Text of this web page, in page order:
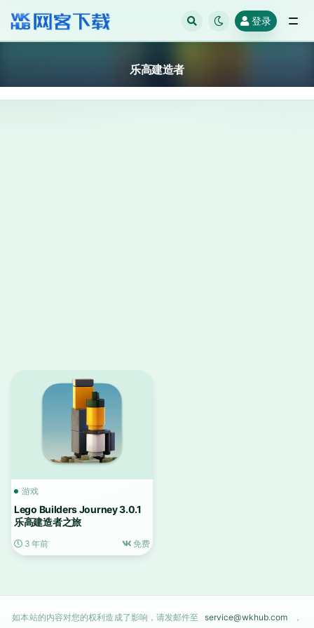
登录
乐高建造者
游戏
Lego Builders Journey 3.0.1
乐高建造者之旅
3 年前 免费
如本站的内容对您的权利造成了影响，请发邮件至 service@wkhub.com ，
全部